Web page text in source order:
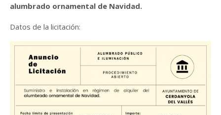
alumbrado ornamental de Navidad.
Datos de la licitación: